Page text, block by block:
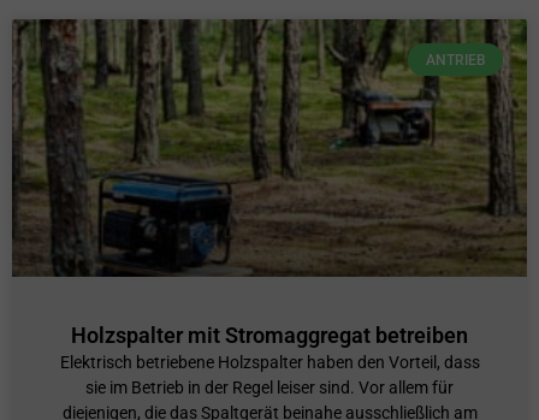
ANTRIEB
Holzspalter mit Stromaggregat betreiben
Elektrisch betriebene Holzspalter haben den Vorteil, dass
sie im Betrieb in der Regel leiser sind. Vor allem für
diejenigen, die das Spaltgerät beinahe ausschließlich am